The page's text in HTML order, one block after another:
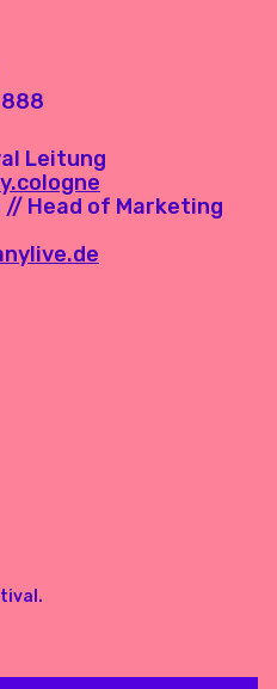
Leitung
// Head of Marketing